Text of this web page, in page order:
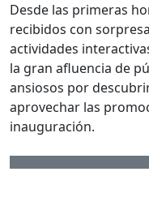
Desde las primeras
recibidos con
actividades
la gran afluencia de
ansiosos por
aprovechar las
inauguración.